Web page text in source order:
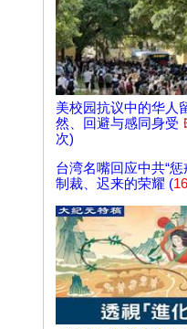
美校园抗议中的华人
然、回避与感同身受
次)
台湾名嘴回应中共“惩
制裁、迟来的荣耀 (